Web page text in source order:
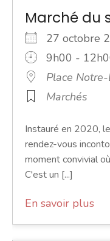
Marché du
27 octobre
9h00 -
Place
Marchés
Instauré en 2020,
rendez-vous
moment convivial
C'est un [...]
En savoir plus